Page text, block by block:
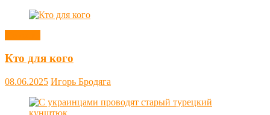
Кто для кого
08.06.2025 Игорь Бродяга